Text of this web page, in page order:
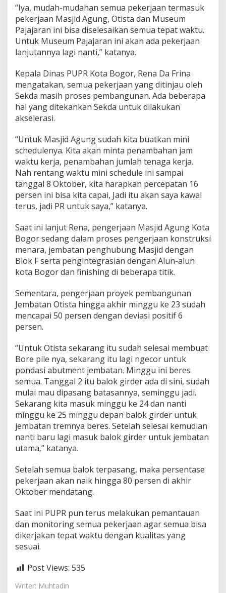
“Iya, mudah-mudahan semua pekerjaan termasuk
pekerjaan Masjid Agung, Otista dan Museum
Pajajaran ini bisa diselesaikan semua tepat waktu.
Untuk Museum Pajajaran ini akan ada pekerjaan
lanjutannya lagi nanti,” katanya.
Kepala Dinas PUPR Kota Bogor, Rena Da Frina
mengatakan, semua pekerjaan yang ditinjau oleh
Sekda masih proses pembangunan. Ada beberapa
hal yang ditekankan Sekda untuk dilakukan
akselerasi.
“Untuk Masjid Agung sudah kita buatkan mini
schedulenya. Kita akan minta penambahan jam
waktu kerja, penambahan jumlah tenaga kerja.
Nah rentang waktu mini schedule ini sampai
tanggal 8 Oktober, kita harapkan percepatan 16
persen ini bisa kita capai, Jadi itu akan saya kawal
terus, jadi PR untuk saya,” katanya.
Saat ini lanjut Rena, pengerjaan Masjid Agung Kota
Bogor sedang dalam proses pengerjaan konstruksi
menara, jembatan penghubung Masjid dengan
Blok F serta pengintegrasian dengan Alun-alun
kota Bogor dan finishing di beberapa titik.
Sementara, pengerjaan proyek pembangunan
Jembatan Otista hingga akhir minggu ke 23 sudah
mencapai 50 persen dengan deviasi positif 6
persen.
“Untuk Otista sekarang itu sudah selesai membuat
Bore pile nya, sekarang itu lagi ngecor untuk
pondasi abutment jembatan. Minggu ini beres
semua. Tanggal 2 itu balok girder ada di sini, sudah
mulai mau dipasang batasannya, seminggu jadi.
Sekarang kita masuk minggu ke 24 dan nanti
minggu ke 25 minggu depan balok girder untuk
jembatan tremnya beres. Setelah selesai kemudian
nanti baru lagi masuk balok girder untuk jembatan
utama,” katanya.
Setelah semua balok terpasang, maka persentase
pekerjaan akan naik hingga 80 persen di akhir
Oktober mendatang.
Saat ini PUPR pun terus melakukan pemantauan
dan monitoring semua pekerjaan agar semua bisa
dikerjakan tepat waktu dengan kualitas yang
sesuai.
Post Views: 535
Writer: Muhtadin